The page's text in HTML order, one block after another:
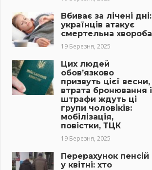
Вбиває за лічені дні:
українців атакує
смертельна хвороба
19 Березня, 2025
Цих людей
обов’язково
призвуть цієї весни,
втрата бронювання і
штрафи ждуть ці
групи чоловіків:
мобілізація,
повістки, ТЦК
19 Березня, 2025
Перерахунок пенсій
у квітні: хто